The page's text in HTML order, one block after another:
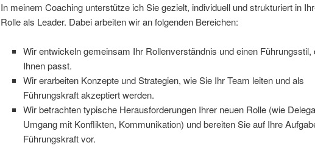
In meinem Coaching unterstütze ich Sie gezielt, individuell und strukturiert in
Rolle als Leader. Dabei arbeiten wir an folgenden Bereichen:
Wir entwickeln gemeinsam Ihr Rollenverständnis und einen Führungsstil,
Ihnen passt.
Wir erarbeiten Konzepte und Strategien, wie Sie Ihr Team leiten und als
Führungskraft akzeptiert werden.
Wir betrachten typische Herausforderungen Ihrer neuen Rolle (wie
Umgang mit Konflikten, Kommunikation) und bereiten Sie auf Ihre
Führungskraft vor.